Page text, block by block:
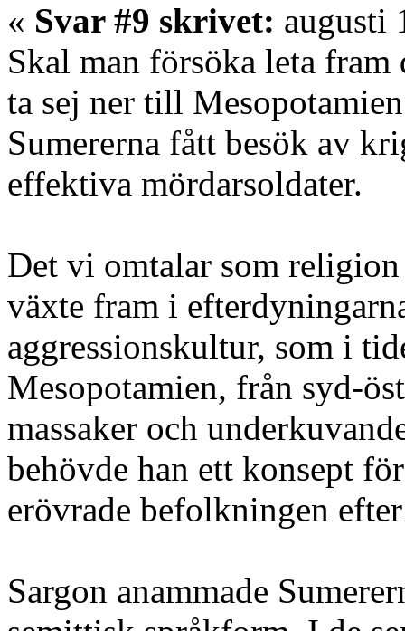
« Svar #9 skrivet: augusti
Skal man försöka leta
ta sej ner till
Sumererna fått besök av
effektiva mördarsoldater.
Det vi omtalar som
växte fram i
aggressionskultur, som i
Mesopotamien, från syd-
massaker och
behövde han ett konsept
erövrade befolkningen
Sargon anammade